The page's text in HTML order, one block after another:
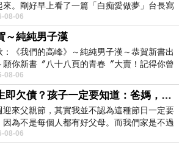
來。剛好早上看了一篇「白痴愛做夢」台長寫
文，在回顧年輕時瘋狂愛上
08-06
～純純男子漢
：《我們的高峰》～純純男子漢～恭賀新書出
願你新書〞八十八頁的青春〞大賣！記得你曾
我的版留言…「好讚的圖^^感覺大家
08-06
出生即欠債？孩子一定要知道：爸媽，其實我不欠你們
迎來父親節，其實我並不認為這種節日一定要
因為不是每個人都有好父母。而我們家是不過
，平時也沒什麼儀式感，生活趨近冷
08-06